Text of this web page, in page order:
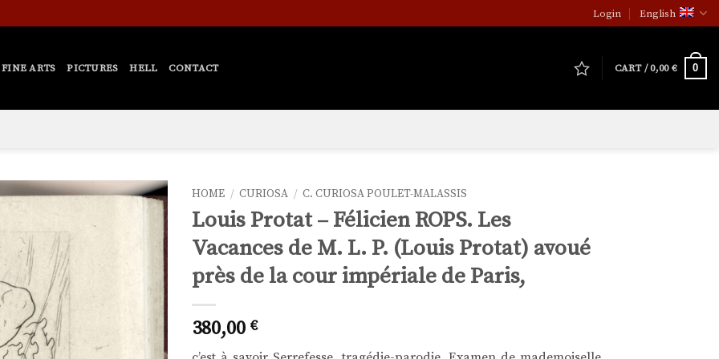
Login English
FINE ARTS PICTURES HELL CONTACT CART /0,00€ 0
de
HOME / CURIOSA / C. CURIOSA POULET-MALASSIS
Louis Protat – Félicien ROPS. Les
Vacances de M. L. P. (Louis Protat) avoué
près de la cour impériale de Paris,
380,00 €